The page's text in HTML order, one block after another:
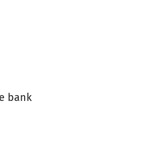
bank